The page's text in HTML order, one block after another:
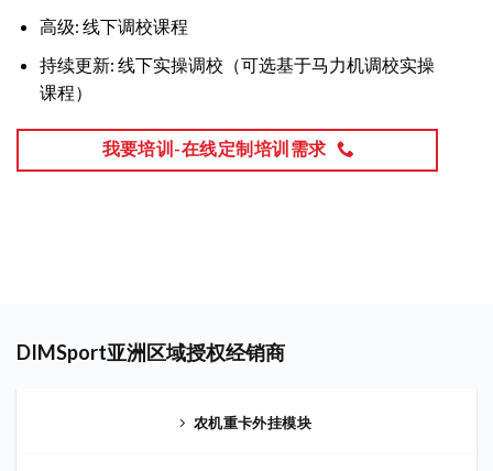
高级: 线下调校课程
持续更新: 线下实操调校（可选基于马力机调校实操
课程）
我要培训-在线定制培训需求
DIMSport亚洲区域授权经销商
农机重卡外挂模块